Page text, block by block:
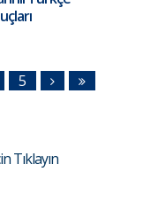
5
Tıklayın